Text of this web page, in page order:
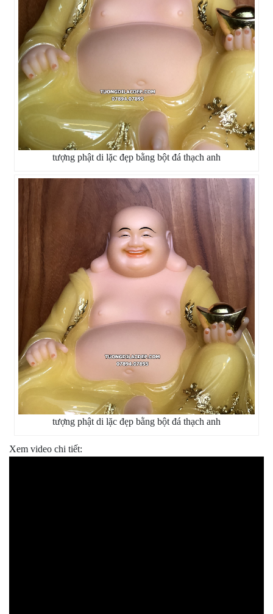
tượng phật di lặc đẹp bằng bột đá thạch anh
tượng phật di lặc đẹp bằng bột đá thạch anh
Xem video chi tiết: